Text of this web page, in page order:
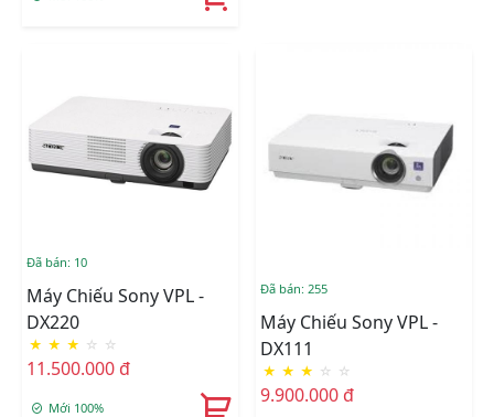
Đã bán: 10
Máy Chiếu Sony VPL -
DX220
★ ★ ★ ☆ ☆
11.500.000 đ
Mới 100%
Đã bán: 255
Máy Chiếu Sony VPL -
DX111
★ ★ ★ ☆ ☆
9.900.000 đ